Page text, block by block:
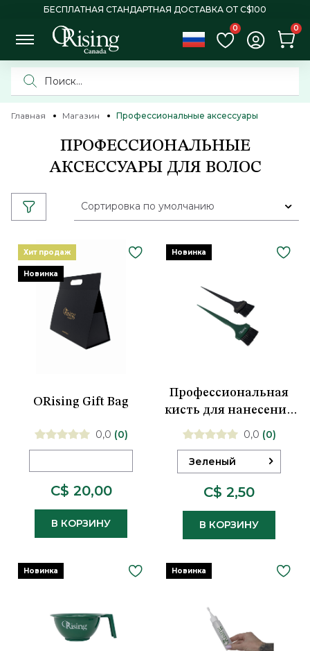
БЕСПЛАТНАЯ СТАНДАРТНАЯ ДОСТАВКА ОТ C$100
0 0
Главная Магазин Профессиональные аксессуары
ПРОФЕССИОНАЛЬНЫЕ
АКСЕССУАРЫ ДЛЯ ВОЛОС
Сортировка по умолчанию
Хит продаж
Новинка
ORising Gift Bag
0,0 (0)
C$ 20,00
В КОРЗИНУ
Новинка
Профессиональная
кисть для нанесения
ORising
0,0 (0)
Зеленый
C$ 2,50
В КОРЗИНУ
Новинка Новинка